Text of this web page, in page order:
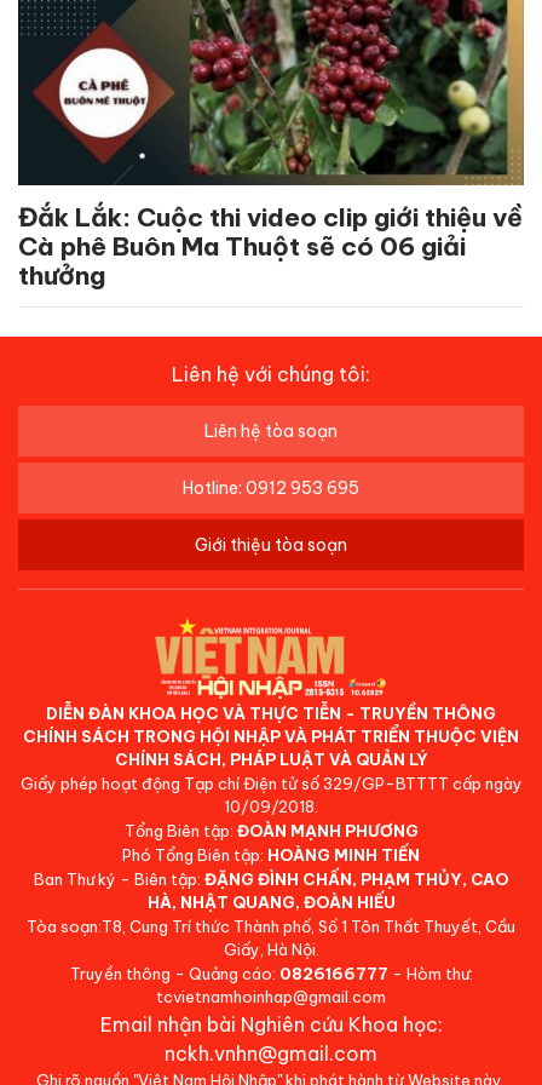
Đắk Lắk: Cuộc thi video clip giới thiệu về
Cà phê Buôn Ma Thuột sẽ có 06 giải
thưởng
Liên hệ với chúng tôi:
Liên hệ tòa soạn
Hotline: 0912 953 695
Giới thiệu tòa soạn
DIỄN ĐÀN KHOA HỌC VÀ THỰC TIỄN - TRUYỀN THÔNG
CHÍNH SÁCH TRONG HỘI NHẬP VÀ PHÁT TRIỂN THUỘC VIỆN
CHÍNH SÁCH, PHÁP LUẬT VÀ QUẢN LÝ
Giấy phép hoạt động Tạp chí Điện tử số 329/GP-BTTTT cấp ngày
10/09/2018.
Tổng Biên tập: ĐOÀN MẠNH PHƯƠNG
Phó Tổng Biên tập: HOÀNG MINH TIẾN
Ban Thư ký - Biên tập: ĐẶNG ĐÌNH CHẤN, PHẠM THỦY, CAO
HÀ, NHẬT QUANG, ĐOÀN HIẾU
Tòa soạn:T8, Cung Trí thức Thành phố, Số 1 Tôn Thất Thuyết, Cầu
Giấy, Hà Nội.
Truyền thông - Quảng cáo: 0826166777 - Hòm thư:
tcvietnamhoinhap@gmail.com
Email nhận bài Nghiên cứu Khoa học:
nckh.vnhn@gmail.com
Ghi rõ nguồn "Việt Nam Hội Nhập" khi phát hành từ Website này.